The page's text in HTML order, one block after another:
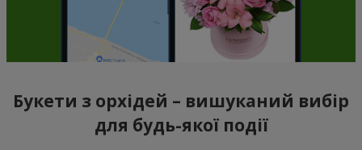
Букети з орхідей – вишуканий вибір
для будь-якої події